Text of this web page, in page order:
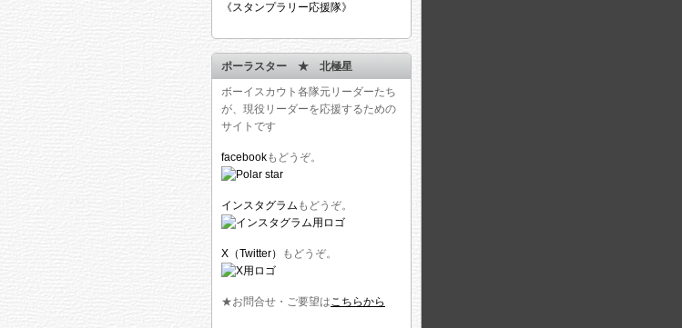
《スタンプラリー応援隊》
ポーラスター ★ 北極星
ボーイスカウト各隊元リーダーたち
が、現役リーダーを応援するための
サイトです
facebookもどうぞ。
インスタグラム もどうぞ。
X（Twitter） もどうぞ。
★お問合せ・ご要望はこちらから